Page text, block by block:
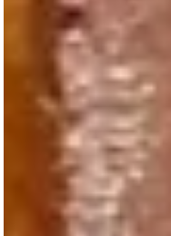
de dinheiro e faz
A 5ª Turma do Tribunal
por unanimidade, as
pesavam contra o ex-
Edson Giroto, sua esposa,
empresário Flávio